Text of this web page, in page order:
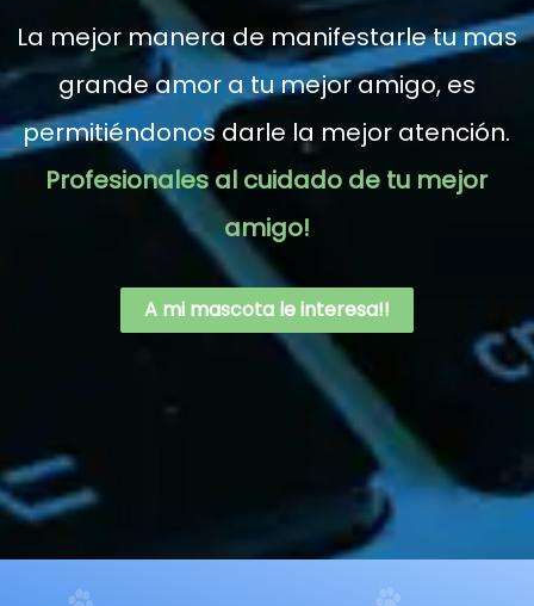
La mejor manera de manifestarle tu mas
grande amor a tu mejor amigo, es
permitiéndonos darle la mejor atención.
Profesionales al cuidado de tu mejor
amigo!
A mi mascota le interesa!!